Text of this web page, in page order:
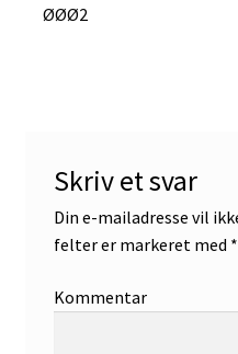
Forrige
ØØØ2
Skriv et svar
Din e-mailadresse vil
felter er markeret med *
Kommentar